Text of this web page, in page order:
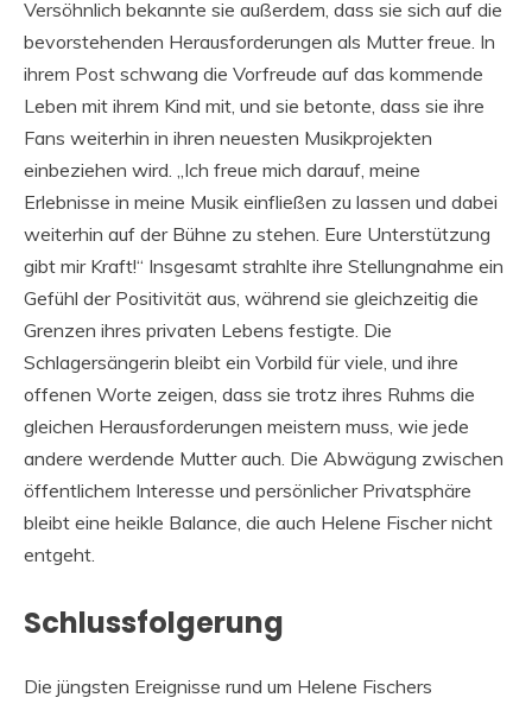
Versöhnlich bekannte sie außerdem, dass sie sich auf die
bevorstehenden Herausforderungen als Mutter freue. In
ihrem Post schwang die Vorfreude auf das kommende
Leben mit ihrem Kind mit, und sie betonte, dass sie ihre
Fans weiterhin in ihren neuesten Musikprojekten
einbeziehen wird. „Ich freue mich darauf, meine
Erlebnisse in meine Musik einfließen zu lassen und dabei
weiterhin auf der Bühne zu stehen. Eure Unterstützung
gibt mir Kraft!“ Insgesamt strahlte ihre Stellungnahme ein
Gefühl der Positivität aus, während sie gleichzeitig die
Grenzen ihres privaten Lebens festigte. Die
Schlagersängerin bleibt ein Vorbild für viele, und ihre
offenen Worte zeigen, dass sie trotz ihres Ruhms die
gleichen Herausforderungen meistern muss, wie jede
andere werdende Mutter auch. Die Abwägung zwischen
öffentlichem Interesse und persönlicher Privatsphäre
bleibt eine heikle Balance, die auch Helene Fischer nicht
entgeht.
Schlussfolgerung
Die jüngsten Ereignisse rund um Helene Fischers